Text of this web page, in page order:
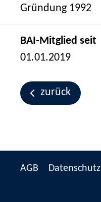
Gründung 1992
BAI-Mitglied seit
01.01.2019
zurück
AGB Datenschutz